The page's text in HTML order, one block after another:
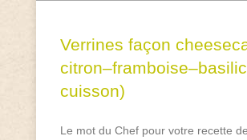
Verrines façon
cuisson)
Le mot du Chef pour votre recette